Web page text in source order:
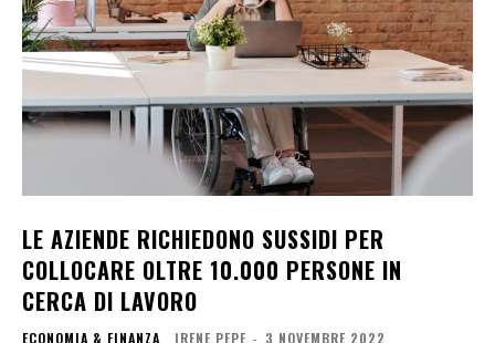
LE AZIENDE RICHIEDONO SUSSIDI PER
COLLOCARE OLTRE 10.000 PERSONE IN
CERCA DI LAVORO
ECONOMIA & FINANZA IRENE PEPE - 3 NOVEMBRE 2022